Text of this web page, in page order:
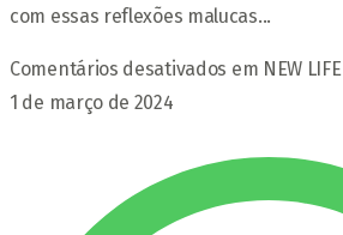
com essas reflexões malucas...
Comentários desativados em NEW LIFE
1 de março de 2024